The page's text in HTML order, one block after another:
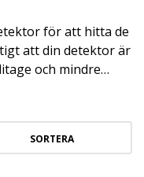
för att hitta de
att din detektor är
och mindre
för
SORTERA